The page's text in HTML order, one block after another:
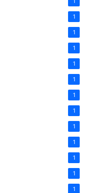
1
1
1
1
1
1
1
1
1
1
1
1